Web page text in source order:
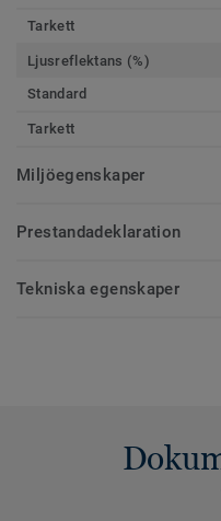
Tarkett
Ljusreflektans (%)
Standard
Tarkett
Miljöegenskaper
Prestandadeklaration
Tekniska egenskaper